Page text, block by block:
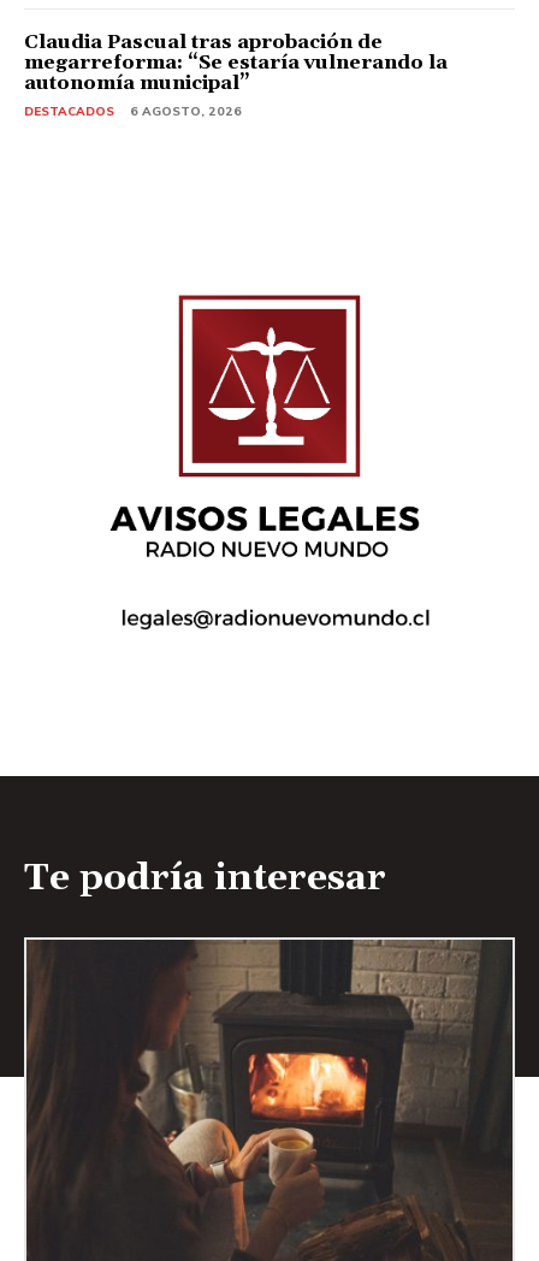
Claudia Pascual tras aprobación de
megarreforma: “Se estaría vulnerando la
autonomía municipal”
DESTACADOS 6 AGOSTO, 2026
Te podría interesar